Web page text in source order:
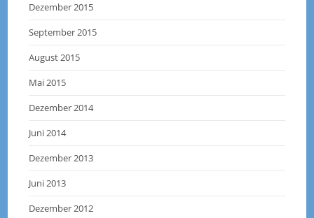
Dezember 2015
September 2015
August 2015
Mai 2015
Dezember 2014
Juni 2014
Dezember 2013
Juni 2013
Dezember 2012